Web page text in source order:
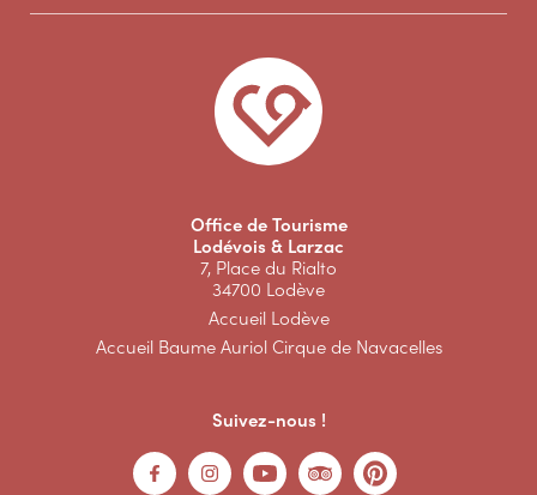
Office de Tourisme
Lodévois & Larzac
7, Place du Rialto
34700 Lodève
Accueil Lodève
Accueil Baume Auriol Cirque de Navacelles
Suivez-nous !